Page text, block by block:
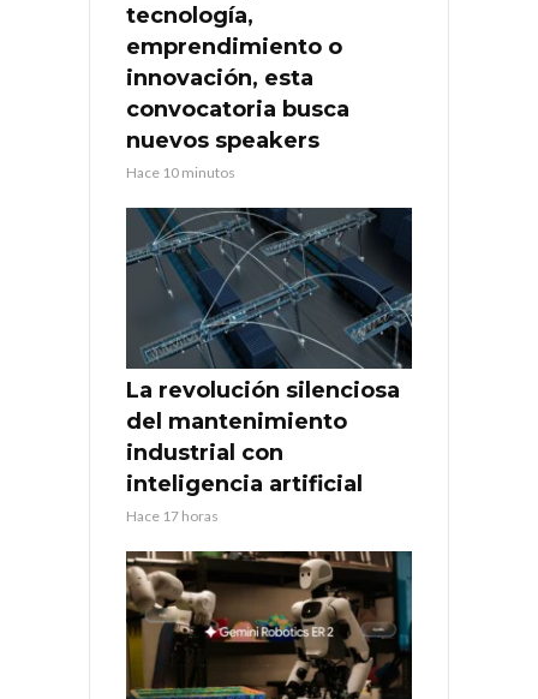
tecnología,
emprendimiento o
innovación, esta
convocatoria busca
nuevos speakers
Hace 10 minutos
La revolución silenciosa
del mantenimiento
industrial con
inteligencia artificial
Hace 17 horas